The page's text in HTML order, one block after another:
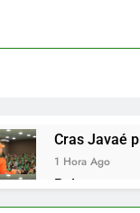
Cras Javaé
1 Hora Ago
Palmas
1 Hora Ago